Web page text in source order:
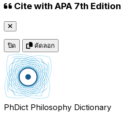
Cite with APA 7th Edition
ปิด คัดลอก
PhDict Philosophy Dictionary